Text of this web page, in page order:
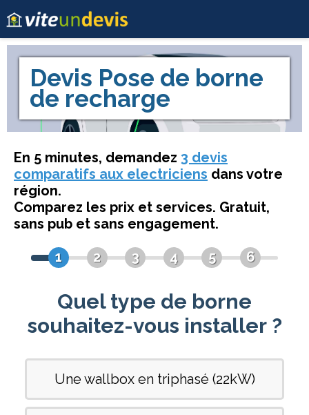
Devis Pose de borne
de recharge
En 5 minutes, demandez 3 devis
comparatifs aux electriciens dans votre
région.
Comparez les prix et services. Gratuit,
sans pub et sans engagement.
1
2 3 4 5 6
Quel type de borne
souhaitez-vous installer ?
Une wallbox en triphasé (22kW)